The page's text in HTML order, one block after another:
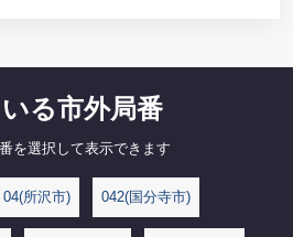
る市外局番
を選択して表示できます
04(所沢市) 042(国分寺市)